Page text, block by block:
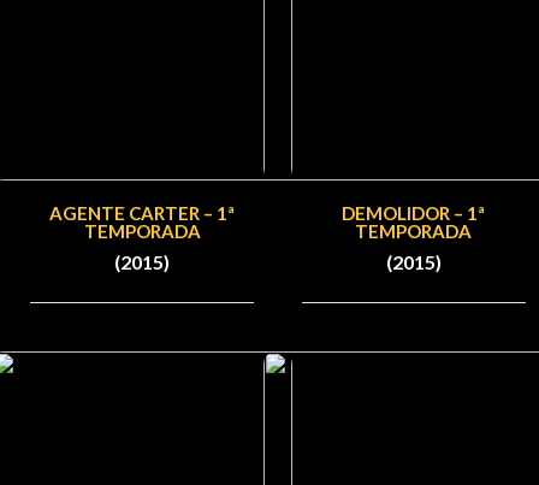
AGENTE CARTER – 1ª
TEMPORADA
(2015)
DEMOLIDOR – 1ª
TEMPORADA
(2015)